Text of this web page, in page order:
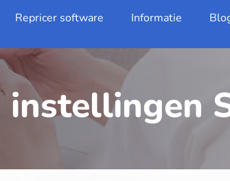
Repricer software Informatie